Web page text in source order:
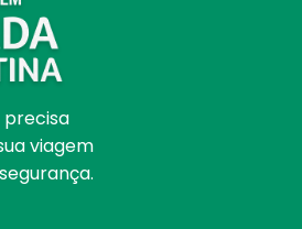
precisa
viagem